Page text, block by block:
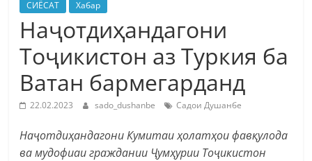
СИЁСАТ Хабар
Наҷотдиҳандагони
Тоҷикистон аз Туркия ба
Ватан бармегарданд
22.02.2023 sado_dushanbe Садои Душанбе
Наҷотдиҳандагони Кумитаи ҳолатҳои фавқулода
ва мудофиаи граждании Ҷумҳурии Тоҷикистон